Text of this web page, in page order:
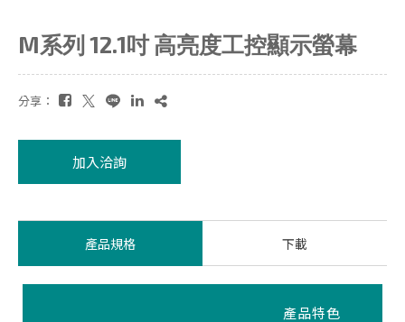
M系列 12.1吋 高亮度工控顯示螢幕
分享：
加入洽詢
產品規格 下載
產品特色